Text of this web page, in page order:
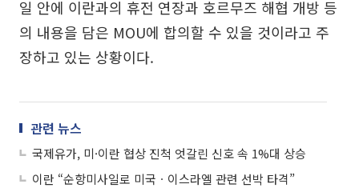
일 안에 이란과의 휴전 연장과 호르무즈 해협 개방 등
의 내용을 담은 MOU에 합의할 수 있을 것이라고 주
장하고 있는 상황이다.
관련 뉴스
국제유가, 미·이란 협상 진척 엇갈린 신호 속 1%대 상승
이란 “순항미사일로 미국ㆍ이스라엘 관련 선박 타격”